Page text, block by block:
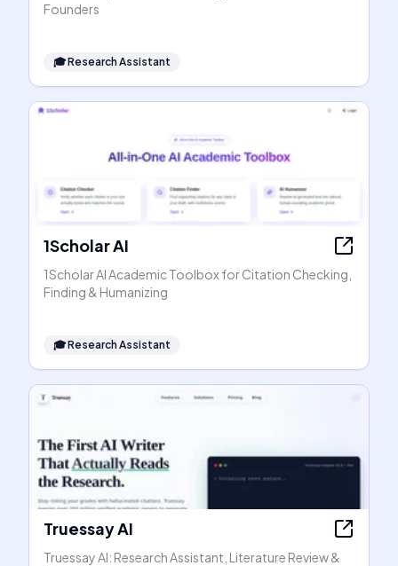
Founders
🎓Research Assistant
1Scholar AI
1Scholar AI Academic Toolbox for Citation Checking,
Finding & Humanizing
🎓Research Assistant
Truessay AI
Truessay AI: Research Assistant, Literature Review &